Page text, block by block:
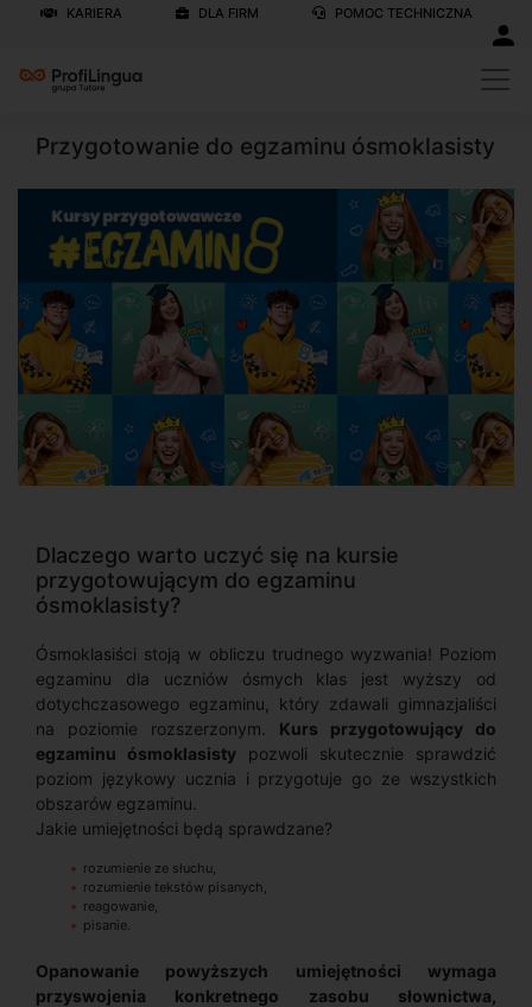
KARIERA DLA FIRM POMOC TECHNICZNA
Przygotowanie do egzaminu ósmoklasisty
Dlaczego warto uczyć się na kursie
przygotowującym do egzaminu
ósmoklasisty?
Ósmoklasiści stoją w obliczu trudnego wyzwania! Poziom
egzaminu dla uczniów ósmych klas jest wyższy od
dotychczasowego egzaminu, który zdawali gimnazjaliści
na poziomie rozszerzonym. Kurs przygotowujący do
egzaminu ósmoklasisty pozwoli skutecznie sprawdzić
poziom językowy ucznia i przygotuje go ze wszystkich
obszarów egzaminu.
Jakie umiejętności będą sprawdzane?
rozumienie ze słuchu,
rozumienie tekstów pisanych,
reagowanie,
pisanie.
Opanowanie powyższych umiejętności wymaga
przyswojenia konkretnego zasobu słownictwa,